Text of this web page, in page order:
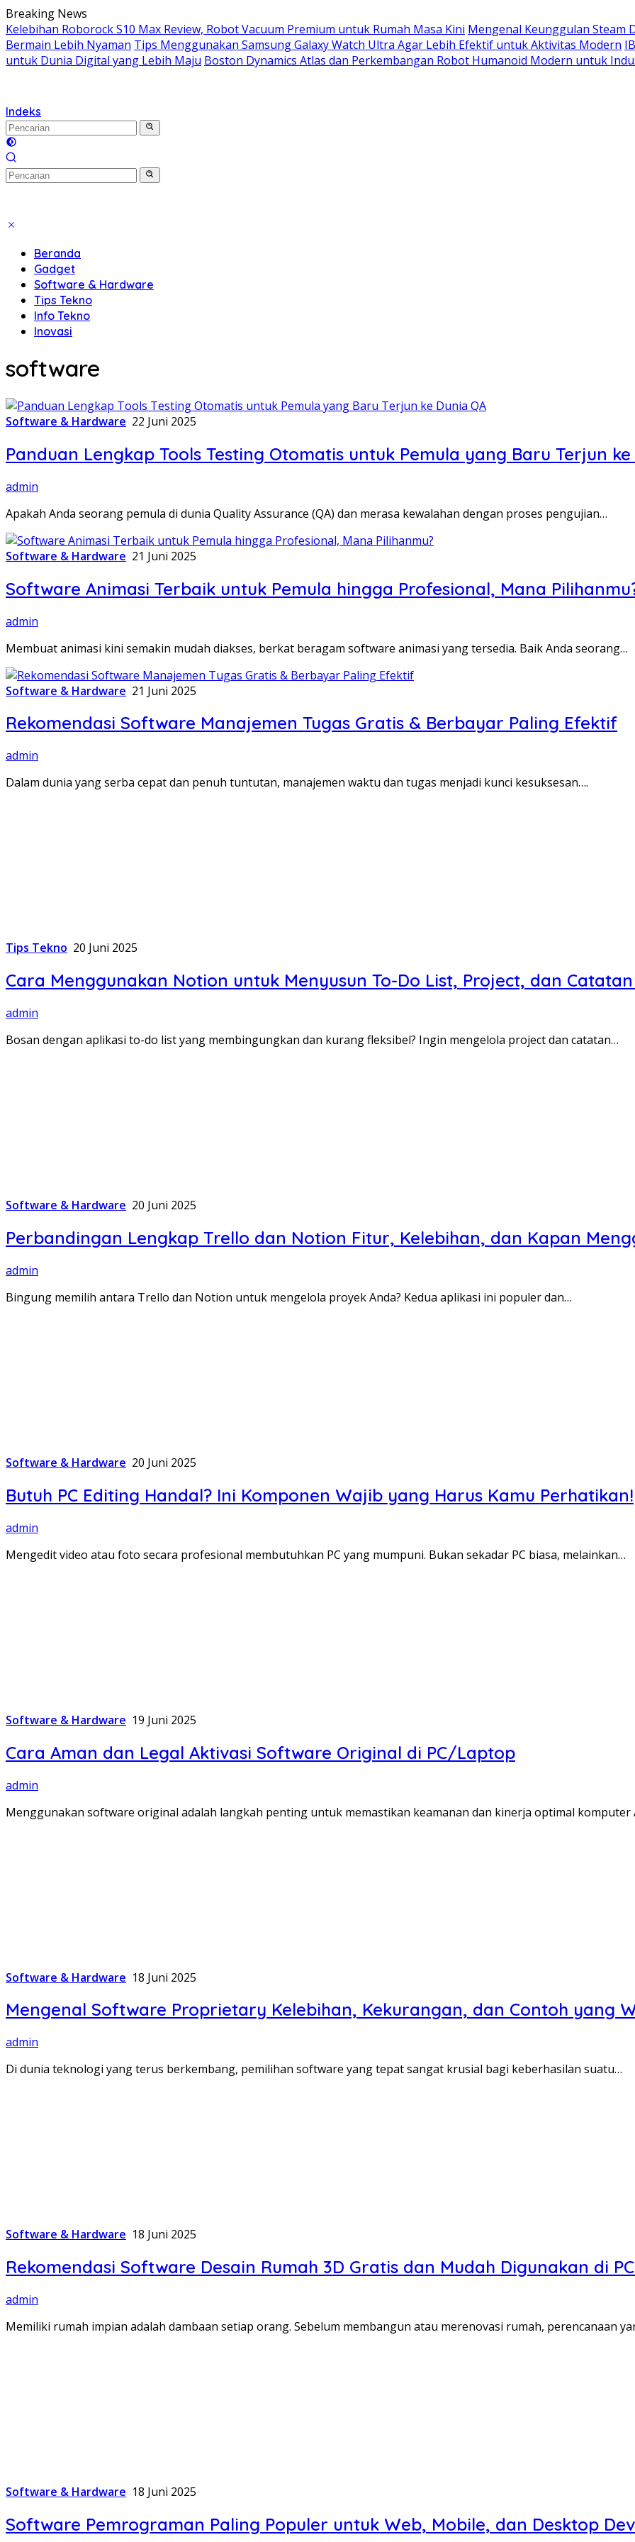
Langsung
ke
konten
Breaking News
Kelebihan Roborock S10 Max Review, Robot Vacuum Premium untuk Rumah Masa Kini Mengenal Keunggulan Steam
Bermain Lebih Nyaman Tips Menggunakan Samsung Galaxy Watch Ultra Agar Lebih Efektif untuk Aktivitas Modern
untuk Dunia Digital yang Lebih Maju Boston Dynamics Atlas dan Perkembangan Robot Humanoid Modern untuk
Indeks
Beranda
Gadget
Software & Hardware
Tips Tekno
Info Tekno
Inovasi
software
Software & Hardware 22 Juni 2025
Panduan Lengkap Tools Testing Otomatis untuk Pemula yang Baru Terjun ke
admin
Apakah Anda seorang pemula di dunia Quality Assurance (QA) dan merasa kewalahan dengan proses pengujian…
Software & Hardware 21 Juni 2025
Software Animasi Terbaik untuk Pemula hingga Profesional, Mana
admin
Membuat animasi kini semakin mudah diakses, berkat beragam software animasi yang tersedia. Baik Anda seorang…
Software & Hardware 21 Juni 2025
Rekomendasi Software Manajemen Tugas Gratis & Berbayar Paling Efektif
admin
Dalam dunia yang serba cepat dan penuh tuntutan, manajemen waktu dan tugas menjadi kunci kesuksesan….
Tips Tekno 20 Juni 2025
Cara Menggunakan Notion untuk Menyusun To-Do List, Project, dan
admin
Bosan dengan aplikasi to-do list yang membingungkan dan kurang fleksibel? Ingin mengelola project dan catatan…
Software & Hardware 20 Juni 2025
Perbandingan Lengkap Trello dan Notion Fitur, Kelebihan, dan Kapan
admin
Bingung memilih antara Trello dan Notion untuk mengelola proyek Anda? Kedua aplikasi ini populer dan…
Software & Hardware 20 Juni 2025
Butuh PC Editing Handal? Ini Komponen Wajib yang Harus Kamu Perhatikan!
admin
Mengedit video atau foto secara profesional membutuhkan PC yang mumpuni. Bukan sekadar PC biasa, melainkan…
Software & Hardware 19 Juni 2025
Cara Aman dan Legal Aktivasi Software Original di PC/Laptop
admin
Menggunakan software original adalah langkah penting untuk memastikan keamanan dan kinerja optimal komputer
Software & Hardware 18 Juni 2025
Mengenal Software Proprietary Kelebihan, Kekurangan, dan Contoh yang
admin
Di dunia teknologi yang terus berkembang, pemilihan software yang tepat sangat krusial bagi keberhasilan suatu…
Software & Hardware 18 Juni 2025
Rekomendasi Software Desain Rumah 3D Gratis dan Mudah Digunakan di
admin
Memiliki rumah impian adalah dambaan setiap orang. Sebelum membangun atau merenovasi rumah, perencanaan
Software & Hardware 18 Juni 2025
Software Pemrograman Paling Populer untuk Web, Mobile, dan Desktop